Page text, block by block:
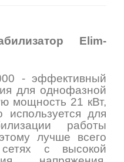
Elim-
- эффективный
для однофазной
мощность 21 кВт,
для
работы
лучше всего
с высокой